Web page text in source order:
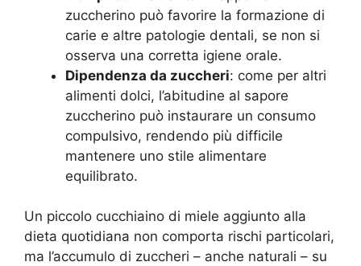
zuccherino può favorire la formazione di
carie e altre patologie dentali, se non si
osserva una corretta igiene orale.
Dipendenza da zuccheri: come per altri
alimenti dolci, l’abitudine al sapore
zuccherino può instaurare un consumo
compulsivo, rendendo più difficile
mantenere uno stile alimentare
equilibrato.
Un piccolo cucchiaino di miele aggiunto alla
dieta quotidiana non comporta rischi particolari,
ma l’accumulo di zuccheri – anche naturali – su